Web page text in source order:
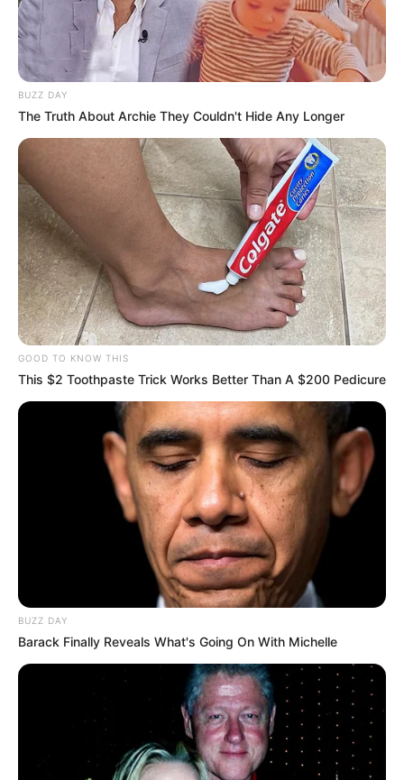
BUZZ DAY
The Truth About Archie They Couldn't Hide Any Longer
GOOD TO KNOW THIS
This $2 Toothpaste Trick Works Better Than A $200 Pedicure
BUZZ DAY
Barack Finally Reveals What's Going On With Michelle